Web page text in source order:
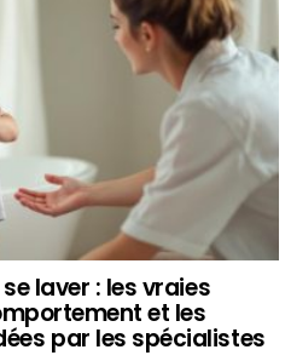
laver : les vraies
et les
par les spécialistes